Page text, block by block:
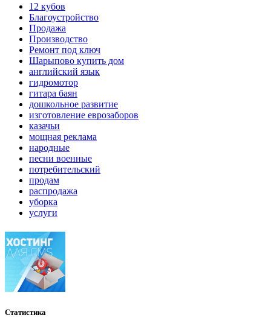
12 кубов
Благоустройство
Продажа
Производство
Ремонт под ключ
Шарыпово купить дом
английский язык
гидромотор
гитара баян
дошкольное развитие
изготовление еврозаборов
казачьи
мощная реклама
народные
песни военные
потребительский
продам
распродажа
уборка
услуги
Статистика